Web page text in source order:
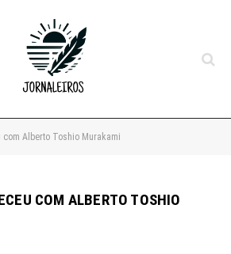
com Alberto Toshio Murakami
COM ALBERTO TOSHIO